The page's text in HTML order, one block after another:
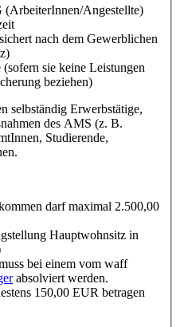
(ArbeiterInnen/Angestellte)
nach dem Gewerblichen
sie keine Leistungen
beziehen)
selbständig Erwerbstätige,
des AMS (z. B.
Studierende,
darf maximal 2.500,00
Hauptwohnsitz in
bei einem vom waff
absolviert werden.
150,00 EUR betragen